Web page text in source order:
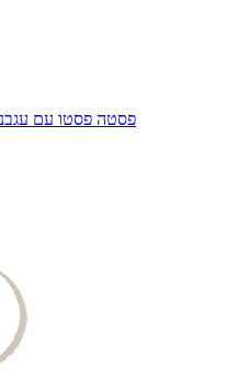
פסטה פסטו עם